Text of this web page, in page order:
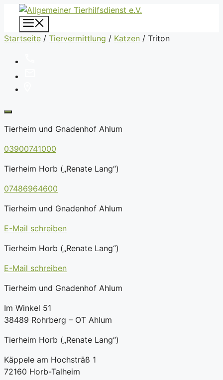
Zum
Inhalt
springen
Startseite / Tiervermittlung / Katzen / Triton
Tierheim und Gnadenhof Ahlum
03900741000
Tierheim Horb („Renate Lang“)
07486964600
Tierheim und Gnadenhof Ahlum
E-Mail schreiben
Tierheim Horb („Renate Lang“)
E-Mail schreiben
Tierheim und Gnadenhof Ahlum
Im Winkel 51
38489 Rohrberg – OT Ahlum
Tierheim Horb („Renate Lang“)
Käppele am Hochsträß 1
72160 Horb-Talheim